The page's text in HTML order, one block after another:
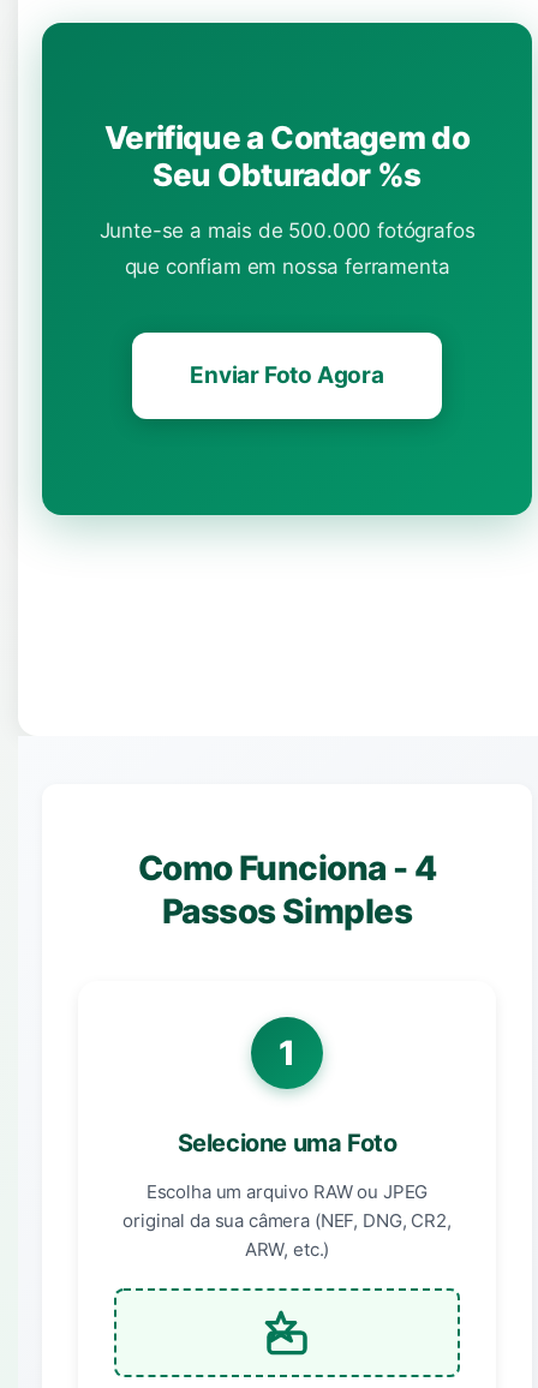
Verifique a Contagem do
Seu Obturador %s
Junte-se a mais de 500.000 fotógrafos
que confiam em nossa ferramenta
Enviar Foto Agora
Como Funciona - 4
Passos Simples
1
Selecione uma Foto
Escolha um arquivo RAW ou JPEG
original da sua câmera (NEF, DNG, CR2,
ARW, etc.)